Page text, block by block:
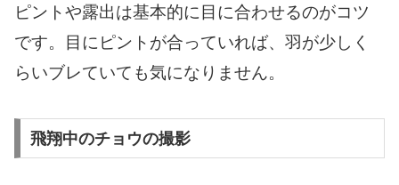
ピントや露出は基本的に目に合わせるのがコツ
です。目にピントが合っていれば、羽が少しく
らいブレていても気になりません。
飛翔中のチョウの撮影